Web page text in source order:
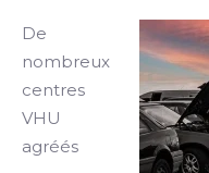
De
nombreux
centres
VHU
agréés